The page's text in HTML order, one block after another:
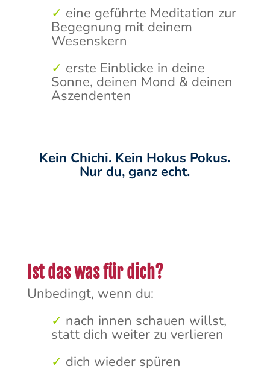
✓ eine geführte Meditation zur
Begegnung mit deinem
Wesenskern
✓ erste Einblicke in deine
Sonne, deinen Mond & deinen
Aszendenten
Kein Chichi. Kein Hokus Pokus.
Nur du, ganz echt.
Ist das was für dich?
Unbedingt, wenn du:
✓ nach innen schauen willst,
statt dich weiter zu verlieren
✓ dich wieder spüren